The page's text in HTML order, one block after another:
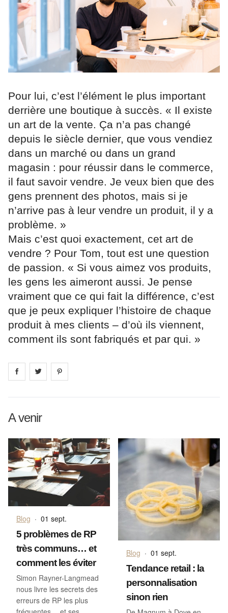
Pour lui, c’est l’élément le plus important
derrière une boutique à succès. « Il existe
un art de la vente. Ça n’a pas changé
depuis le siècle dernier, que vous vendiez
dans un marché ou dans un grand
magasin : pour réussir dans le commerce,
il faut savoir vendre. Je veux bien que des
gens prennent des photos, mais si je
n’arrive pas à leur vendre un produit, il y a
problème. »
Mais c’est quoi exactement, cet art de
vendre ? Pour Tom, tout est une question
de passion. « Si vous aimez vos produits,
les gens les aimeront aussi. Je pense
vraiment que ce qui fait la différence, c’est
que je peux expliquer l’histoire de chaque
produit à mes clients – d’où ils viennent,
comment ils sont fabriqués et par qui. »
Share on facebook
Share on
A venir
Blog · 01 sept.
5 problèmes de RP
très communs… et
comment les éviter
Simon Rayner-Langmead
nous livre les secrets des
erreurs de RP les plus
Blog · 01 sept.
Tendance retail : la
personnalisation
sinon rien